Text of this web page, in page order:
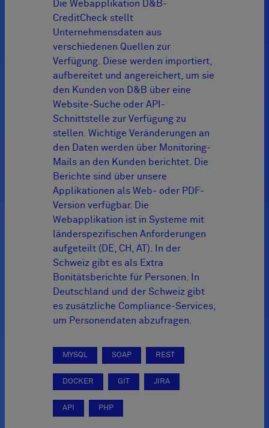
Die Webapplikation D&B-
CreditCheck stellt
Unternehmensdaten aus
verschiedenen Quellen zur
Verfügung. Diese werden importiert,
aufbereitet und angereichert, um sie
den Kunden von D&B über eine
Website-Suche oder API-
Schnittstelle zur Verfügung zu
stellen. Wichtige Veränderungen an
den Daten werden über Monitoring-
Mails an den Kunden berichtet. Die
Berichte sind über unsere
Applikationen als Web- oder PDF-
Version verfügbar. Die
Webapplikation ist in Systeme mit
länderspezifischen Anforderungen
aufgeteilt (DE, CH, AT). In der
Schweiz gibt es als Extra
Bonitätsberichte für Personen. In
Deutschland und der Schweiz gibt
es zusätzliche Compliance-Services,
um Personendaten abzufragen.
MYSQL SOAP REST
DOCKER GIT JIRA
API PHP